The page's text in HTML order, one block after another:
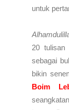
untuk
20 tulisan
sebagai
bikin
Boim